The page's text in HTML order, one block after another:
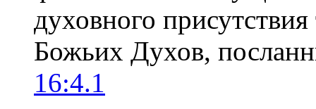
духовного
Божьих Духов,
16:4.1